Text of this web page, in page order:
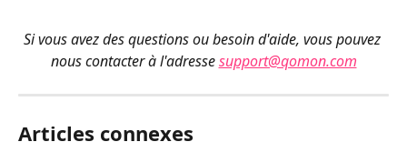
Si vous avez des questions ou besoin d'aide, vous pouvez
nous contacter à l'adresse support@qomon.com
Articles connexes